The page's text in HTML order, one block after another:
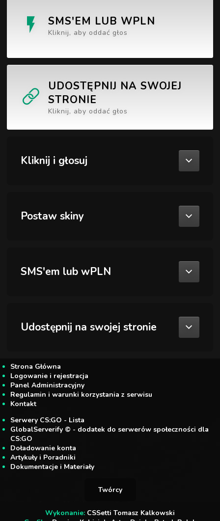
SMS'EM LUB WPLN
Kliknij, aby oddać głos
UDOSTĘPNIJ NA SWOJEJ
STRONIE
Kliknij, aby oddać głos
Kliknij i głosuj
Postaw skiny
SMS'em lub wPLN
Udostępnij na swojej stronie
Strona Główna
Logowanie i rejestracja
Panel Administracyjny
Regulamin i warunki korzystania z serwisu
Kontakt
Serwery CS:GO - Lista
GlobalServerify © - dodatek do serwerów społeczności dla
CS:GO
Doładowanie konta
Artykuły i Poradniki
Dokumentacje i Materiały
Twórcy
Wykonanie: CSSetti Tomasz Kalkowski